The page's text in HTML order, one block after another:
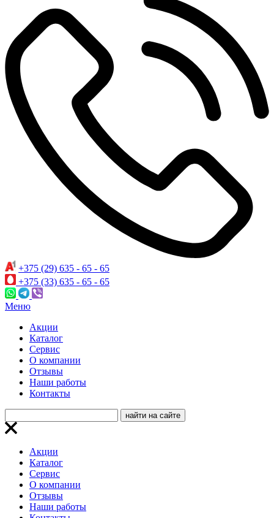
+375 (29) 635 - 65 - 65
+375 (33) 635 - 65 - 65
Меню
Акции
Каталог
Сервис
О компании
Отзывы
Наши работы
Контакты
Акции
Каталог
Сервис
О компании
Отзывы
Наши работы